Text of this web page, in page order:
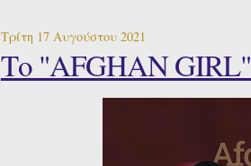
Τρίτη 17 Αυγούστου 2021
Το "AFGHAN